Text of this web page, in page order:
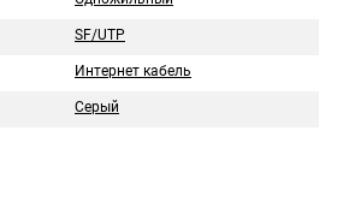
SF/UTP
Интернет кабель
Серый